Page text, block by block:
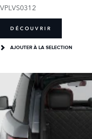
VPLVS0312
DÉCOUVRIR
AJOUTER À LA SELECTION